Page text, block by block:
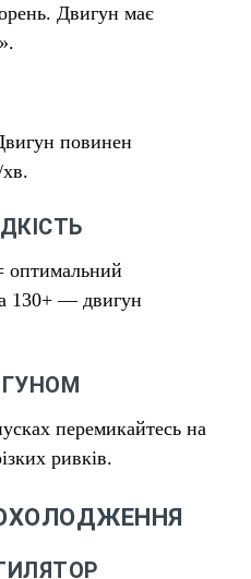
Двигун має
повинен
оптимальний
130+ — двигун
перемикайтесь на
ривків.